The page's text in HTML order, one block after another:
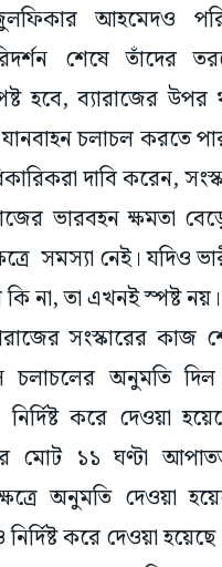
আহমেদও
শেষে তাঁদের
হবে, ব্যারাজের উপর
চলাচল করতে
দাবি করেন,
ভারবহন ক্ষমতা
সমস্যা নেই। যদিও
না, তা এখনই স্পষ্ট নয়।
সংস্কারের কাজ
চলাচলের অনুমতি
করে দেওয়া
মোট ১১ ঘণ্টা
অনুমতি দেওয়া
করে দেওয়া হয়েছে।